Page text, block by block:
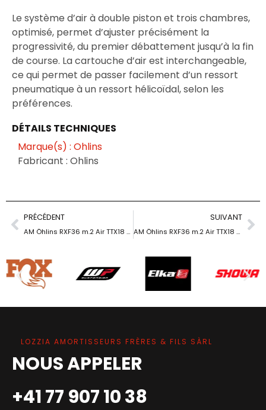
Le système d’air à double piston et trois chambres,
optimisé, permet d’ajuster précisément la
progressivité, du premier débattement jusqu’à la fin
de course. La cartouche d’air est interchangeable,
ce qui permet de passer facilement d’un ressort
pneumatique à un ressort hélicoïdal, selon les
préférences.
DÉTAILS TECHNIQUES
Marque(s) : Ohlins
Fabricant : Ohlins
PRÉCÉDENT
AM Öhlins RXF36 m.2 Air TTX18 27.5 »/38/170
SUIVANT
AM Öhlins RXF36 m.2 Air TTX18 27.5 »/38/180
LOZZIA AMORTISSEURS FRÈRES & FILS SÀRL
NOUS APPELER
+41 77 907 10 38